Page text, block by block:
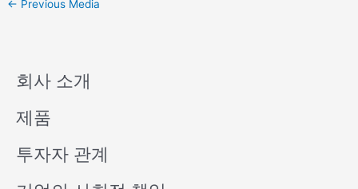
← Previous Media
회사 소개
제품
투자자 관계